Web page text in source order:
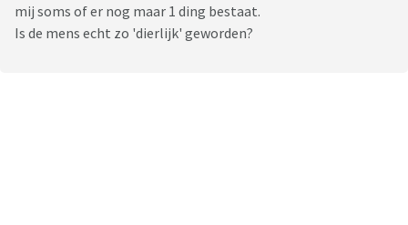
mij soms of er nog maar 1 ding bestaat.
Is de mens echt zo 'dierlijk' geworden?